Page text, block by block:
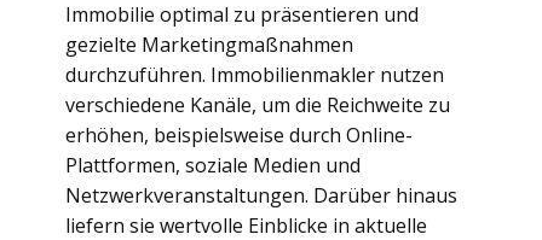
Immobilie optimal zu präsentieren und
gezielte Marketingmaßnahmen
durchzuführen. Immobilienmakler nutzen
verschiedene Kanäle, um die Reichweite zu
erhöhen, beispielsweise durch Online-
Plattformen, soziale Medien und
Netzwerkveranstaltungen. Darüber hinaus
liefern sie wertvolle Einblicke in aktuelle